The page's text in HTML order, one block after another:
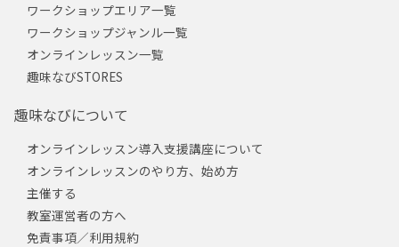
ワークショップエリア一覧
ワークショップジャンル一覧
オンラインレッスン一覧
趣味なびSTORES
趣味なびについて
オンラインレッスン導入支援講座について
オンラインレッスンのやり方、始め方
主催する
教室運営者の方へ
免責事項／利用規約